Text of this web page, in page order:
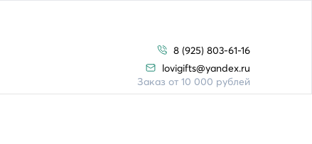
8 (925) 803-61-16
lovigifts@yandex.ru
Заказ от 10 000 рублей